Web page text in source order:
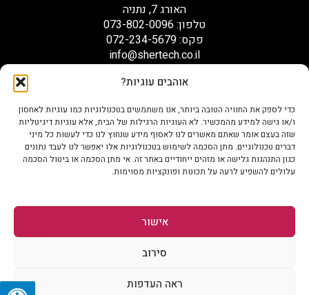
אוהבים עוגיות?
כדי לספק את החוויה הטובה ביותר, אנו משתמשים בטכנולוגיות כמו עוגיות לאחסון
ו/או גישה למידע מהמכשיר. לא העוגיות הרגילות של הבית, אלא עוגיות דיגיטליות
שזה בעצם אומר שאתם מאשרים לנו לאסוף מידע שנחוץ לנו כדי לעשות כל מיני
דברים טכנולוגיים. מתן הסכמה לשימוש בטכנולוגיות אלו יאפשר לנו לעבד נתונים
כגון התנהגות גלישה או מזהים ייחודיים באתר זה. אי מתן הסכמה או ביטול הסכמה
עלולים להשפיע לרעה על תכונות ופונקציות מסוימות.
אישור
סירוב
ראה העדפות
האורג 7, נתניה
טלפון: 073-802-0096
פקס: 072-234-5679
info@shertech.co.il
הצהרת נגישות
* התמונות באתר לצורך המחשה בלבד